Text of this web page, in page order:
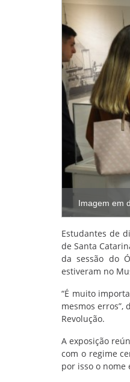
Imagem em
Estudantes de
de Santa
da sessão do
estiveram no
“É muito
mesmos erros”,
Revolução.
A exposição
com o regime
por isso o nome